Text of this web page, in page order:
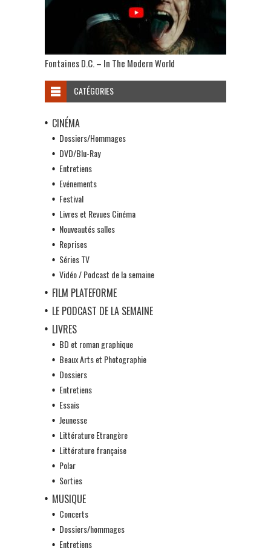
Fontaines D.C. – In The Modern World
CATÉGORIES
CINÉMA
Dossiers/Hommages
DVD/Blu-Ray
Entretiens
Evénements
Festival
Livres et Revues Cinéma
Nouveautés salles
Reprises
Séries TV
Vidéo / Podcast de la semaine
FILM PLATEFORME
LE PODCAST DE LA SEMAINE
LIVRES
BD et roman graphique
Beaux Arts et Photographie
Dossiers
Entretiens
Essais
Jeunesse
Littérature Etrangère
Littérature française
Polar
Sorties
MUSIQUE
Concerts
Dossiers/hommages
Entretiens